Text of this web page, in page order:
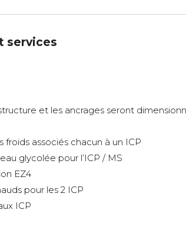
services
et les ancrages seront
associés chacun à un ICP
glycolée pour l’ICP / MS
EZ4
pour les 2 ICP
ICP